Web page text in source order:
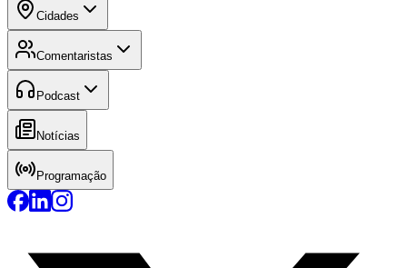
Cidades
Comentaristas
Podcast
Notícias
Programação